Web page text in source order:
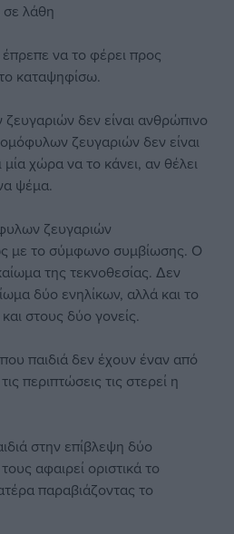
σε λάθη
να το φέρει προς
καταψηφίσω.
δεν είναι ανθρώπινο
ζευγαριών δεν είναι
χώρα να το κάνει, αν θέλει
ψέμα.
ζευγαριών
με το σύμφωνο συμβίωσης. Ο
της τεκνοθεσίας. Δεν
δύο ενηλίκων, αλλά και το
στους δύο γονείς.
παιδιά δεν έχουν έναν από
περιπτώσεις τις στερεί η
στην επίβλεψη δύο
αφαιρεί οριστικά το
παραβιάζοντας το